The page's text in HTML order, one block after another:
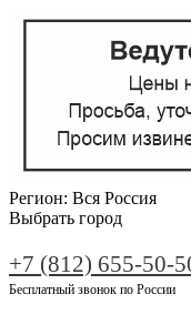
Регион: Вся Россия
Выбрать город
+7 (812) 655-50-
Бесплатный звонок по России